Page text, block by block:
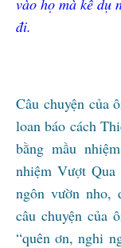
đi.
Câu chuyện của
loan báo cách
bằng mầu
nhiệm Vượt
ngôn vườn nho,
câu chuyện của
“quên ơn, nghi